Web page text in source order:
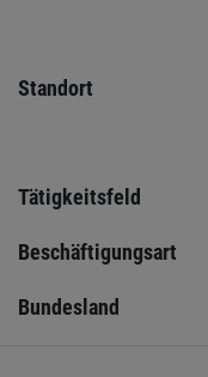
Standort
Tätigkeitsfeld
Beschäftigungsart
Bundesland